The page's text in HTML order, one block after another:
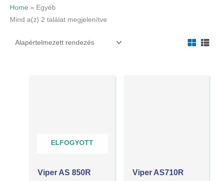
Home » Egyéb
Mind a(z) 2 találat megjelenítve
ELFOGYOTT
Viper AS 850R
Viper AS710R